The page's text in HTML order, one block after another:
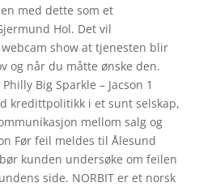
med dette som et
Hol. Det vil
show at tjenesten blir
og når du måtte ønske den.
Big Sparkle – Jacson 1
kredittpolitikk i et sunt selskap,
mellom salg og
Før feil meldes til Ålesund
kunden undersøke om feilen
side. NORBIT er et norsk